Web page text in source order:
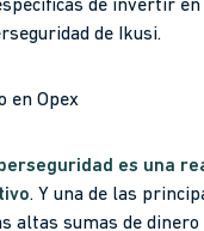
de invertir en
de Ikusi.
en Opex
es una
. Y una de las
altas sumas de dinero